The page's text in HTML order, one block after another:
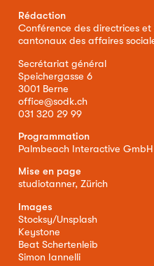
Rédaction
Conférence des directrices et
cantonaux des affaires
Secrétariat général
Speichergasse 6
3001 Berne
office@sodk.ch
031 320 29 99
Programmation
Palmbeach Interactive
Mise en page
studiotanner, Zürich
Images
Stocksy/Unsplash
Keystone
Beat Schertenleib
Simon Iannelli